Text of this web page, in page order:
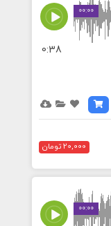
00:00
0:38
20,000 تومان
00:00